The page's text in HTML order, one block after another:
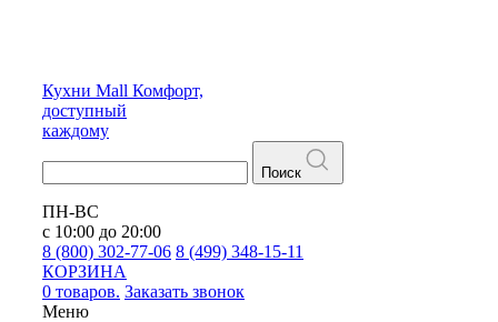
Кухни Mall Комфорт,
доступный
каждому
Поиск
ПН-ВС
с 10:00 до 20:00
8 (800) 302-77-06 8 (499) 348-15-11
КОРЗИНА
0 товаров. Заказать звонок
Меню